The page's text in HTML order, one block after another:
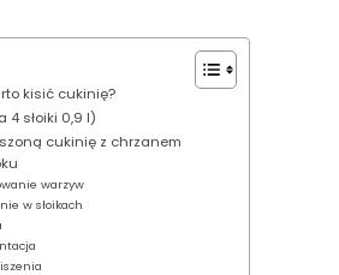
kisić cukinię?
4 słoiki 0,9 l)
cukinię z chrzanem
warzyw
w słoikach